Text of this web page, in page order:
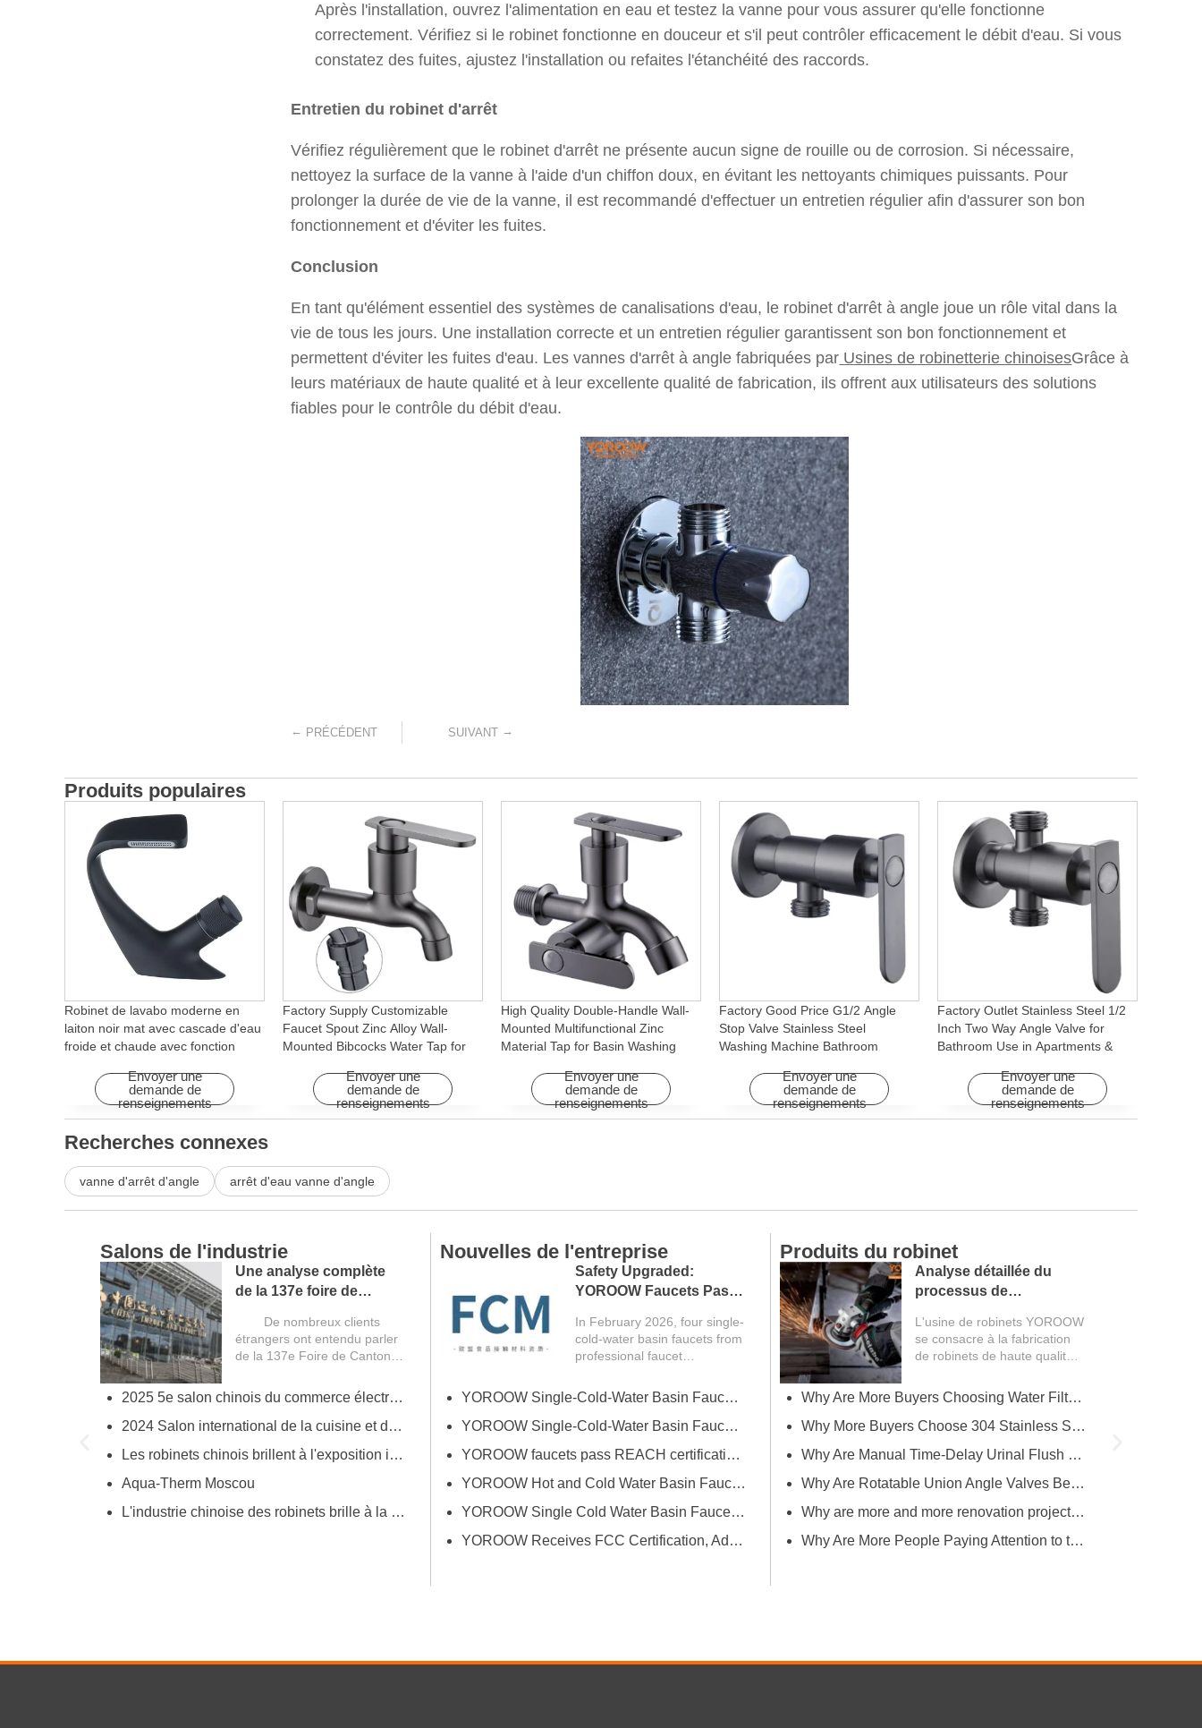
Après l'installation, ouvrez l'alimentation en eau et testez la vanne pour vous assurer qu'elle fonctionne
correctement. Vérifiez si le robinet fonctionne en douceur et s'il peut contrôler efficacement le débit d'eau. Si vous
constatez des fuites, ajustez l'installation ou refaites l'étanchéité des raccords.
Entretien du robinet d'arrêt
Vérifiez régulièrement que le robinet d'arrêt ne présente aucun signe de rouille ou de corrosion. Si nécessaire,
nettoyez la surface de la vanne à l'aide d'un chiffon doux, en évitant les nettoyants chimiques puissants. Pour
prolonger la durée de vie de la vanne, il est recommandé d'effectuer un entretien régulier afin d'assurer son bon
fonctionnement et d'éviter les fuites.
Conclusion
En tant qu'élément essentiel des systèmes de canalisations d'eau, le robinet d'arrêt à angle joue un rôle vital dans la
vie de tous les jours. Une installation correcte et un entretien régulier garantissent son bon fonctionnement et
permettent d'éviter les fuites d'eau. Les vannes d'arrêt à angle fabriquées par Usines de robinetterie chinoisesGrâce à
leurs matériaux de haute qualité et à leur excellente qualité de fabrication, ils offrent aux utilisateurs des solutions
fiables pour le contrôle du débit d'eau.
← PRÉCÉDENT SUIVANT →
Produits populaires
Robinet de lavabo moderne en
laiton noir mat avec cascade d'eau
froide et chaude avec fonction
appartementsEnvoyer une
demande de
renseignements
Factory Supply Customizable
Faucet Spout Zinc Alloy Wall-
Mounted Bibcocks Water Tap for
Envoyer une
demande de
renseignements
High Quality Double-Handle Wall-
Mounted Multifunctional Zinc
Material Tap for Basin Washing
Envoyer une
demande de
renseignements
Factory Good Price G1/2 Angle
Stop Valve Stainless Steel
Washing Machine Bathroom
Hotels
Envoyer une
demande de
renseignements
Factory Outlet Stainless Steel 1/2
Inch Two Way Angle Valve for
Bathroom Use in Apartments &
Envoyer une
demande de
renseignements
Recherches connexes
vanne d'arrêt d'angle arrêt d'eau vanne d'angle
Salons de l'industrie
Une analyse complète
de la 137e foire de
les acheteurs étrangers
De nombreux clients
étrangers ont entendu parler
de la 137e Foire de Canton
2025 5e salon chinois du commerce électronique transfrontalier (printemps)
2024 Salon international de la cuisine et de la salle de bains de Dubaï
Les robinets chinois brillent à l'exposition internationale de fournitures industrielles pour la cuisine et la salle de bains d'Orlando
Aqua-Therm Moscou
L'industrie chinoise des robinets brille à la foire de Canton en mettant en avant l'innovation et la qualité
Nouvelles de l'entreprise
Safety Upgraded:
YOROOW Faucets Pass
In February 2026, four single-
cold-water basin faucets from
professional faucet
successfully passed FCM
(Food Contact Materials)...
YOROOW Single-Cold-Water Basin Faucets Pass RSL Restricted Substances List Screening
YOROOW Single-Cold-Water Basin Faucets Pass COA Testing, Further Enhancing International Compliance System
YOROOW faucets pass REACH certification, ensuring environmental friendliness and safety.
YOROOW Hot and Cold Water Basin Faucets Pass FDA Food Contact Material Compliance Test
YOROOW Single Cold Water Basin Faucets Successfully Pass GPSR Certification
YOROOW Receives FCC Certification, Adding Authoritative Guarantee to its Deepening Reach in the South American Market
Produits du robinet
Analyse détaillée du
processus de
de robinetterie
L'usine de robinets YOROOW
se consacre à la fabrication
de robinets de haute qualité.
production couvre plusieurs...Why Are More Buyers Choosing Water Filter Faucets for Modern Kitchens?
Why More Buyers Choose 304 Stainless Steel Kitchen Faucets from China Manufacturers
Why Are Manual Time-Delay Urinal Flush Valves Still Preferred in Public Restrooms?
Why Are Rotatable Union Angle Valves Better for Hotels and Apartment Projects?
Why are more and more renovation projects upgrading to longer 304 stainless steel outdoor faucets?
Why Are More People Paying Attention to the Material and Hygiene of Beverage Barrel Faucets?